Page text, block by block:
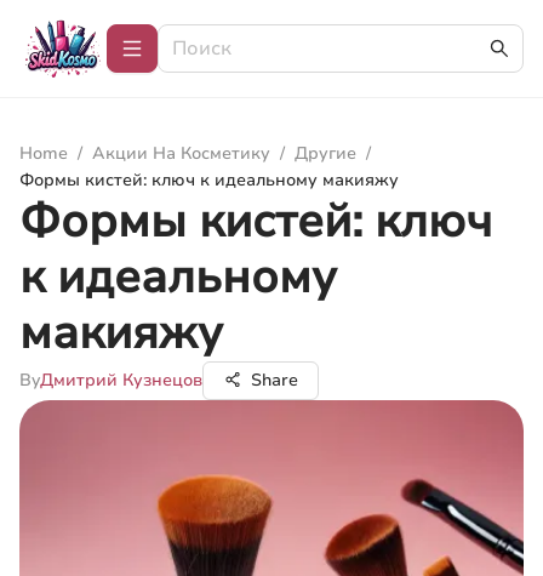
Home / Акции На Косметику / Другие /
Формы кистей: ключ к идеальному макияжу
Формы кистей: ключ
к идеальному
макияжу
ByДмитрий Кузнецов Share